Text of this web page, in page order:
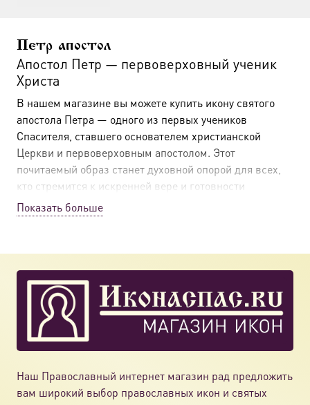
Петр апостол
Апостол Петр — первоверховный ученик
Христа
В нашем магазине вы можете купить икону святого
апостола Петра — одного из первых учеников
Спасителя, ставшего основателем христианской
Церкви и первоверховным апостолом. Этот
почитаемый образ станет духовной опорой для всех,
кто стремится к искренней вере и готовности
следовать за Христом.
особенности:
Образ в традиционных апостольских одеждах
Ключи от Рая в руках — символ власти, данной
Христом
Короткие седые волосы и борода
Энергичные и выразительные черты лика
Показать больше
Наш Православный интернет магазин рад предложить
вам широкий выбор православных икон и святых